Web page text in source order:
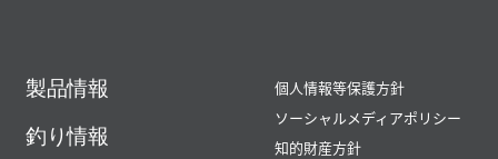
製品情報
釣り情報
個人情報等保護方針
ソーシャルメディアポリシー
知的財産方針